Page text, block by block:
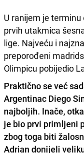
U ranijem je
prvih utakmica
lige. Najveću i
preporođeni
Olimpicu pobijedio
Praktično se već
Argentinac Diego
najboljih. Inače,
je bio prvi primljeni
zbog toga biti
Adrian donijeli